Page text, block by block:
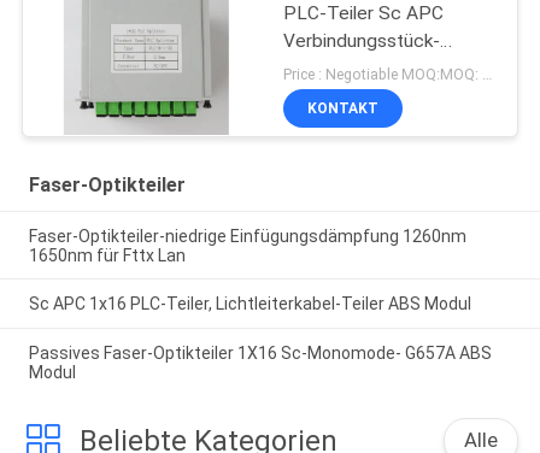
PLC-Teiler Sc APC
Verbindungsstück-
1310nm RL 55db
KONTAKT
Faser-Optikteiler
Faser-Optikteiler-niedrige Einfügungsdämpfung 1260nm
1650nm für Fttx Lan
Sc APC 1x16 PLC-Teiler, Lichtleiterkabel-Teiler ABS Modul
Passives Faser-Optikteiler 1X16 Sc-Monomode- G657A ABS
Modul
Beliebte Kategorien Alle